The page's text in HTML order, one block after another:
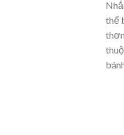
thể